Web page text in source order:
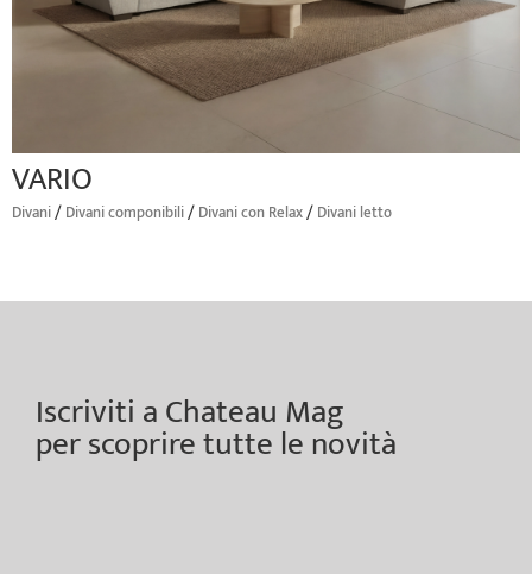
VARIO
Divani/Divani componibili/Divani con Relax/Divani letto
Iscriviti a Chateau Mag
per scoprire tutte le novità